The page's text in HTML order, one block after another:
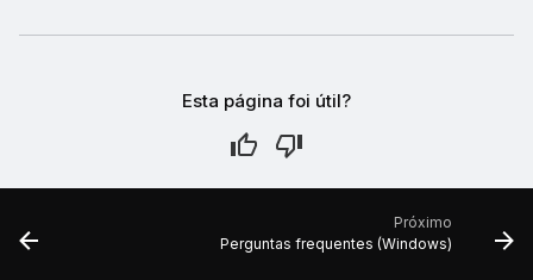
Esta página foi útil?
Próximo
Perguntas frequentes (Windows)